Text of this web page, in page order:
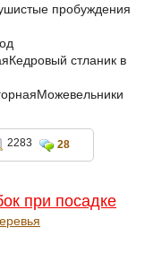
пробуждения
стланик в
2283 28
при посадке